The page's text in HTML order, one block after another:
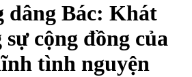
dâng Bác: Khát
cộng đồng của
tình nguyện